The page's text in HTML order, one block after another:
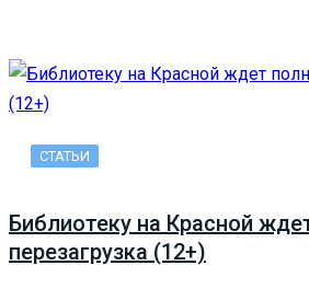
СТАТЬИ
Библиотеку на Красной
перезагрузка (12+)